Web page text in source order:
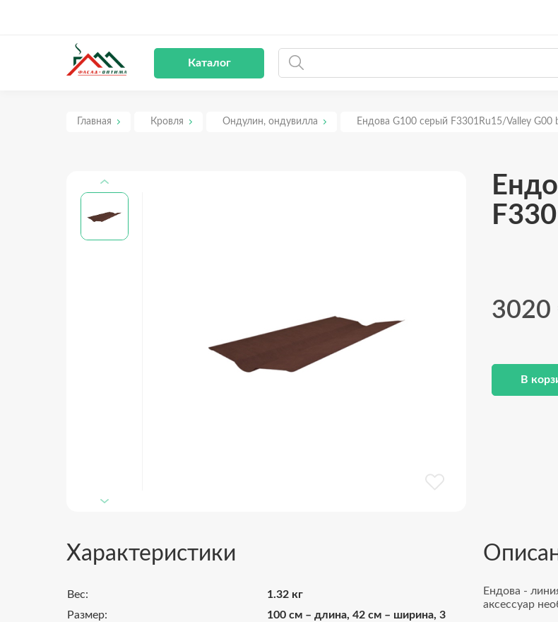
Каталог
Главная Кровля Ондулин, ондувилла Ендова G100 серый F3301Ru15/Valley G00
3020
В
Характеристики
Вес:
1.32 кг
Размер:
100 см – длина, 42 см – ширина, 3
Ендова -
аксессуар